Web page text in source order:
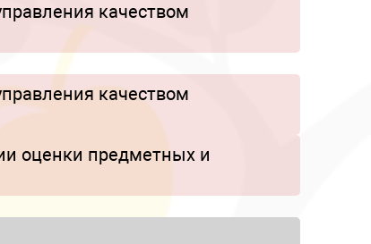
качеством
качеством
оценки предметных и